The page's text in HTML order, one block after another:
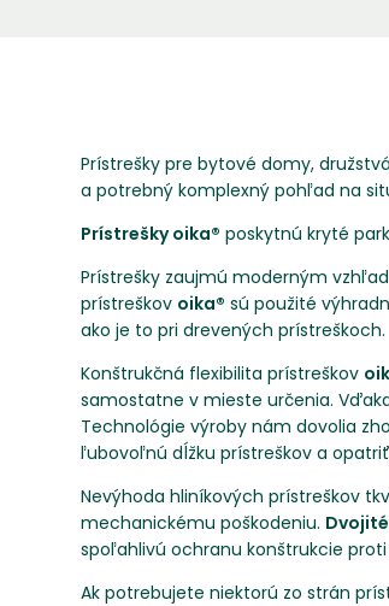
Prístrešky pre bytové domy,
a potrebný komplexný pohľad na
Prístrešky oika® poskytnú kryté
Prístrešky zaujmú moderným
prístreškov oika® sú použité
ako je to pri drevených prístreškoch.
Konštrukčná flexibilita prístreškov
samostatne v mieste určenia.
Technológie výroby nám dovolia
ľubovoľnú dĺžku prístreškov a
Nevýhoda hliníkových prístreškov
mechanickému poškodeniu.
spoľahlivú ochranu konštrukcie
Ak potrebujete niektorú zo strán